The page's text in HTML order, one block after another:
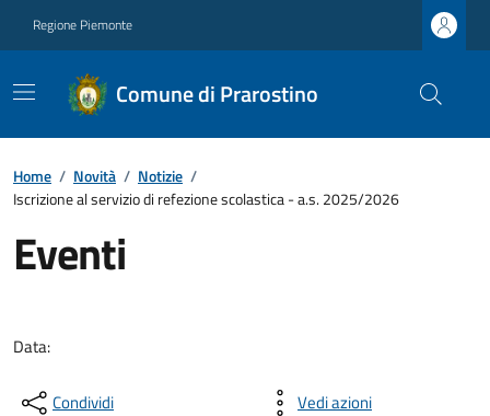
Regione Piemonte
Comune di Prarostino
Home / Novità / Notizie /
Iscrizione al servizio di refezione scolastica - a.s. 2025/2026
Eventi
Data:
Condividi Vedi azioni